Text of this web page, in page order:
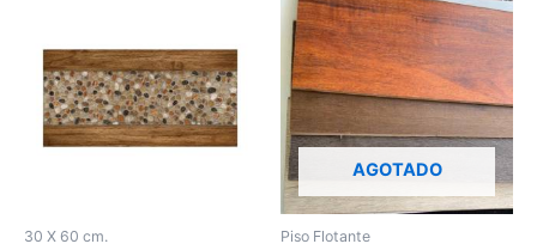
30 X 60 cm.
AGOTADO
Piso Flotante